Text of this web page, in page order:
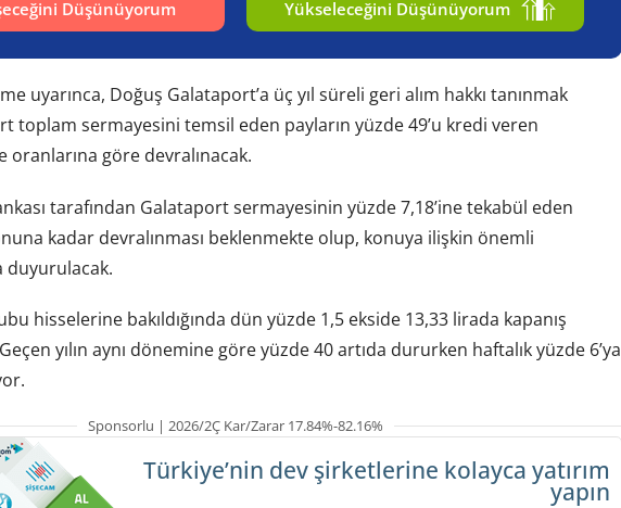
Düşünüyorum Yükseleceğini Düşünüyorum
uyarınca, Doğuş Galataport’a üç yıl süreli geri alım hakkı tanınmak
toplam sermayesini temsil eden payların yüzde 49’u kredi veren
oranlarına göre devralınacak.
tarafından Galataport sermayesinin yüzde 7,18’ine tekabül eden
kadar devralınması beklenmekte olup, konuya ilişkin önemli
duyurulacak.
hisselerine bakıldığında dün yüzde 1,5 ekside 13,33 lirada kapanış
yılın aynı dönemine göre yüzde 40 artıda dururken haftalık yüzde 6’ya
Sponsorlu | 2026/2Ç Kar/Zarar 17.84%-82.16%
Türkiye’nin dev şirketlerine kolayca yatırım
yapın